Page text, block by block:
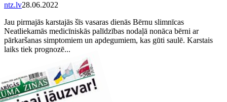
ntz.lv28.06.2022
Jau pirmajās karstajās šīs vasaras dienās Bērnu slimnīcas
Neatliekamās medicīniskās palīdzības nodaļā nonāca bērni ar
pārkaršanas simptomiem un apdegumiem, kas gūti saulē. Karstais
laiks tiek prognozē...